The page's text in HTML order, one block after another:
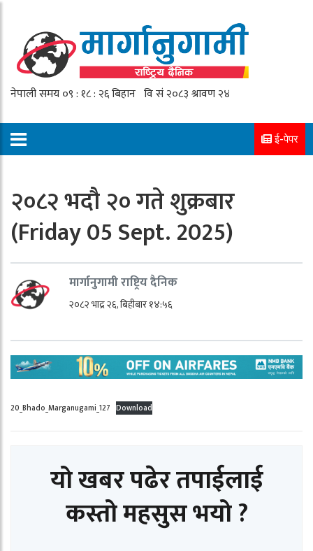
ई-पेपर
२०८२ भदौ २० गते शुक्रबार
(Friday 05 Sept. 2025)
मार्गानुगामी राष्ट्रिय दैनिक
२०८२ भाद्र २६, बिहीबार १४:५६
20_Bhado_Marganugami_127 Download
यो खबर पढेर तपाईलाई
कस्तो महसुस भयो ?